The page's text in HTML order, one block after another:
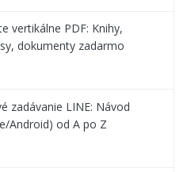
vertikálne PDF: Knihy,
dokumenty zadarmo
zadávanie LINE: Návod
Android) od A po Z